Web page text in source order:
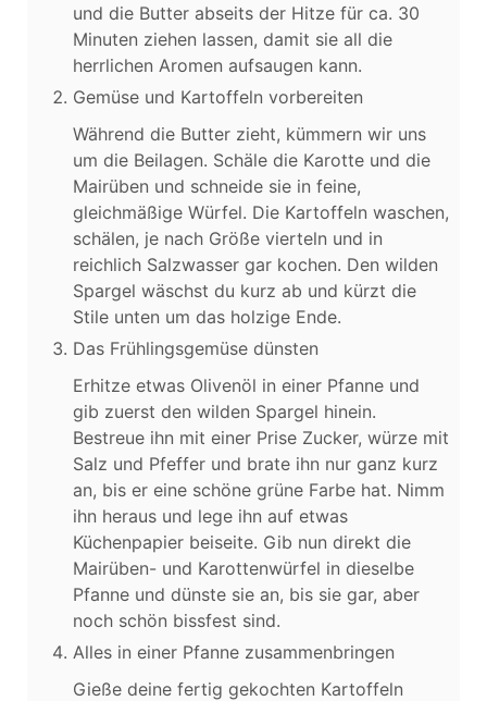
und die Butter abseits der Hitze für ca. 30
Minuten ziehen lassen, damit sie all die
herrlichen Aromen aufsaugen kann.
Gemüse und Kartoffeln vorbereiten
Während die Butter zieht, kümmern wir uns
um die Beilagen. Schäle die Karotte und die
Mairüben und schneide sie in feine,
gleichmäßige Würfel. Die Kartoffeln waschen,
schälen, je nach Größe vierteln und in
reichlich Salzwasser gar kochen. Den wilden
Spargel wäschst du kurz ab und kürzt die
Stile unten um das holzige Ende.
Das Frühlingsgemüse dünsten
Erhitze etwas Olivenöl in einer Pfanne und
gib zuerst den wilden Spargel hinein.
Bestreue ihn mit einer Prise Zucker, würze mit
Salz und Pfeffer und brate ihn nur ganz kurz
an, bis er eine schöne grüne Farbe hat. Nimm
ihn heraus und lege ihn auf etwas
Küchenpapier beiseite. Gib nun direkt die
Mairüben- und Karottenwürfel in dieselbe
Pfanne und dünste sie an, bis sie gar, aber
noch schön bissfest sind.
Alles in einer Pfanne zusammenbringen
Gieße deine fertig gekochten Kartoffeln